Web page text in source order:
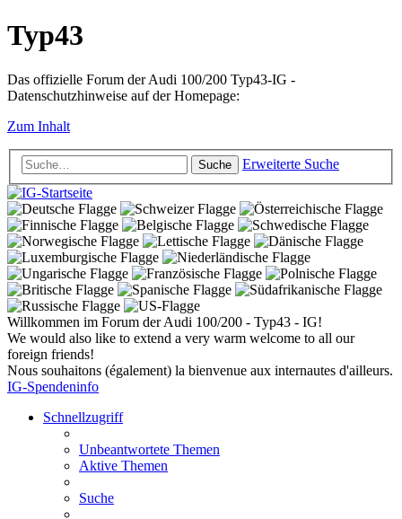
Typ43
Das offizielle Forum der Audi 100/200 Typ43-IG -
Datenschutzhinweise auf der Homepage:
Zum Inhalt
Suche Erweiterte Suche
Willkommen im Forum der Audi 100/200 - Typ43 - IG!
We would also like to extend a very warm welcome to all our
foreign friends!
Nous souhaitons (également) la bienvenue aux internautes d'ailleurs.
IG-Spendeninfo
Schnellzugriff
Unbeantwortete Themen
Aktive Themen
Suche